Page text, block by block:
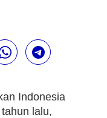
Indonesia
lalu,